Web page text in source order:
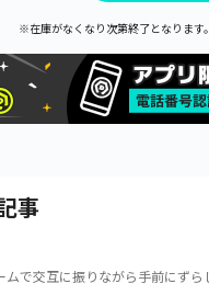
※在庫がなくなり次第終了となります
事
で交互に振りながら手前にずら